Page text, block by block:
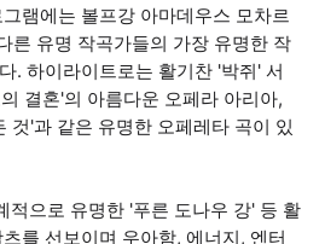
램에는 볼프강 아마데우스 모차르
른 유명 작곡가들의 가장 유명한 작
. 하이라이트로는 활기찬 '박쥐' 서
결혼'의 아름다운 오페라 아리아,
것'과 같은 유명한 오페레타 곡이 있
적으로 유명한 '푸른 도나우 강' 등 활
를 선보이며 우아함, 에너지, 엔터